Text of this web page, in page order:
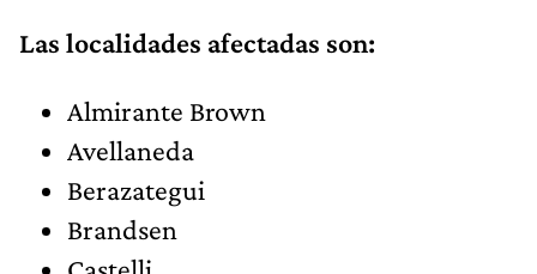
Las localidades afectadas son:
Almirante Brown
Avellaneda
Berazategui
Brandsen